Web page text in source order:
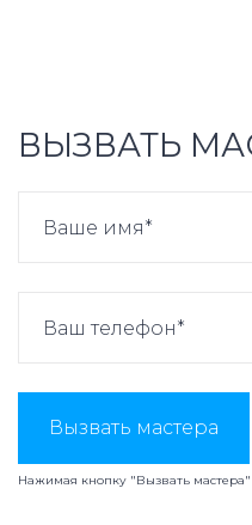
ВЫЗВАТЬ
Вызвать мастера
Нажимая кнопку "Вызвать мастера"